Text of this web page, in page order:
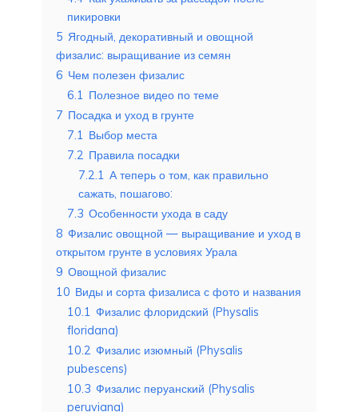
пикировки
5 Ягодный, декоративный и овощной
физалис: выращивание из семян
6 Чем полезен физалис
6.1 Полезное видео по теме
7 Посадка и уход в грунте
7.1 Выбор места
7.2 Правила посадки
7.2.1 А теперь о том, как правильно
сажать, пошагово:
7.3 Особенности ухода в саду
8 Физалис овощной — выращивание и уход в
открытом грунте в условиях Урала
9 Овощной физалис
10 Виды и сорта физалиса с фото и названия
10.1 Физалис флоридский (Physalis
floridana)
10.2 Физалис изюмный (Physalis
pubescens)
10.3 Физалис перуанский (Physalis
peruviana)